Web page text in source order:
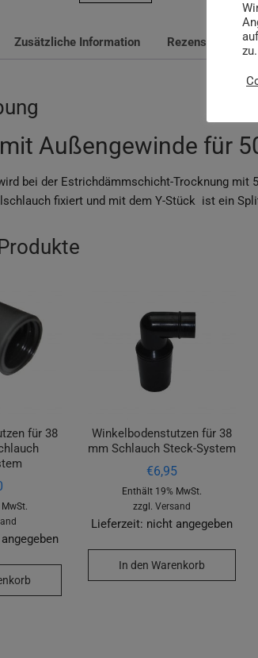
Zusätzliche Information Rezensionen (0)
Außengewinde für
bei der Estrichdämmschicht-Trocknung mit
fixiert und mit dem Y-Stück ist ein
für 38
Winkelbodenstutzen für 38
mm Schlauch Steck-System
€6,95
Enthält 19% MwSt.
zzgl. Versand
Lieferzeit: nicht angegeben
In den Warenkorb
zu.